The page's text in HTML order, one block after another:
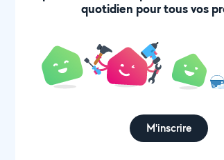
quotidien pour tous vos
M'inscrire